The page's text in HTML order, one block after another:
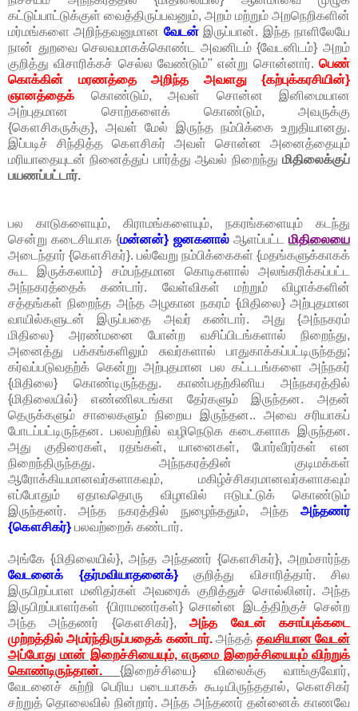
கட்டுப்பாட்டுக்குள் வைத்திருப்பவனும், அறம் மற்றும் அறநெறிகளின்
மர்மங்களை அறிந்தவனுமான வேடன்இருப்பான். இந்த நாளிலேயே
நான் துறவை செலவமாகக்கொண்ட அவனிடம் {வேடனிடம்} அறம்
குறித்து விசாரிக்கச் செல்ல வேண்டும்" என்று சொன்னார். பெண்
கொக்கின் மரணத்தை அறிந்த அவளது {கற்புக்கரசியின்}
ஞானத்தைக் கொண்டும், அவள் சொன்ன இனிமையான
அற்புதமான சொற்களைக் கொண்டும், அவருக்கு
{கௌசிகருக்கு}, அவள் மேல் இருந்த நம்பிக்கை உறுதியானது.
இப்படிச் சிந்தித்த கௌசிகர் அவள் சொன்ன அனைத்தையும்
மரியாதையுடன் நினைத்துப் பார்த்து ஆவல் நிறைந்து மிதிலைக்குப்
பயணப்பட்டார்.
பல காடுகளையும், கிராமங்களையும், நகரங்களையும் கடந்து
சென்று கடைசியாக {மன்னன்} ஜனகனால்ஆளப்பட்டமிதிலையை
அடைந்தார் {கௌசிகர்}. பல்வேறு நம்பிக்கைகள் {மதங்களுக்காகக்
கூட இருக்கலாம்} சம்பந்தமான கொடிகளால் அலங்கரிக்கப்பட்ட
அந்நகரத்தைக் கண்டார். வேள்விகள் மற்றும் விழாக்களின்
சத்தங்கள் நிறைந்த அந்த அழகான நகரம் {மிதிலை} அற்புதமான
வாயில்களுடன் இருப்பதை அவர் கண்டார். அது {அந்நகரம்
மிதிலை} அரண்மனை போன்ற வசிப்பிடங்களால் நிறைந்து,
அனைத்து பக்கங்களிலும் சுவர்களால் பாதுகாக்கப்பட்டிருந்தது;
கர்வப்படுவதற்க் கென்று அற்புதமான பல கட்டடங்களை அந்நகர்
{மிதிலை} கொண்டிருந்தது. காண்பதற்கினிய அந்நகரத்தில்
{மிதிலையில்} எண்ணிலடங்கா தேர்களும் இருந்தன. அதன்
தெருக்களும் சாலைகளும் நிறைய இருந்தன.. அவை சரியாகப்
போடப்பட்டிருந்தன. பலவற்றில் வழிநெடுக கடைகளாக இருந்தன.
அது குதிரைகள், ரதங்கள், யானைகள், போர்வீரர்கள் என
நிறைந்திருந்தது. அந்நகரத்தின் குடிமக்கள்
ஆரோக்கியமானவர்களாகவும், மகிழ்ச்சிகரமானவர்களாகவும்
எப்போதும் ஏதாவதொரு விழாவில் ஈடுபட்டுக் கொண்டும்
இருந்தனர். அந்த நகரத்தில் நுழைந்ததும், அந்த அந்தணர்
{கௌசிகர்} பலவற்றைக் கண்டார்.
அங்கே {மிதிலையில்}, அந்த அந்தணர் {கௌசிகர்}, அறம்சார்ந்த
வேடனைக் {தர்மவியாதனைக்}குறித்து விசாரித்தார். சில
இருபிறப்பாள மனிதர்கள் அவரைக் குறித்துச் சொல்லினர். அந்த
இருபிறப்பாளர்கள் {பிராமணர்கள்} சொன்ன இடத்திற்குச் சென்ற
அந்த அந்தணர் {கௌசிகர்},அந்த வேடன் கசாப்புக்கடை
முற்றத்தில் அமர்ந்திருப்பதைக் கண்டார்.அந்தத் தவசியான வேடன்
அப்போது மான் இறைச்சியையும், எருமை இறைச்சியையும் விற்றுக்
கொண்டிருந்தான்.{இறைச்சியை} விலைக்கு வாங்குவோர்,
வேடனைச் சுற்றி பெரிய படையாகக் கூடியிருந்ததால், கௌசிகர்
சற்றுத் தொலைவில் நின்றார். அந்த அந்தணர் தன்னைக் காணவே